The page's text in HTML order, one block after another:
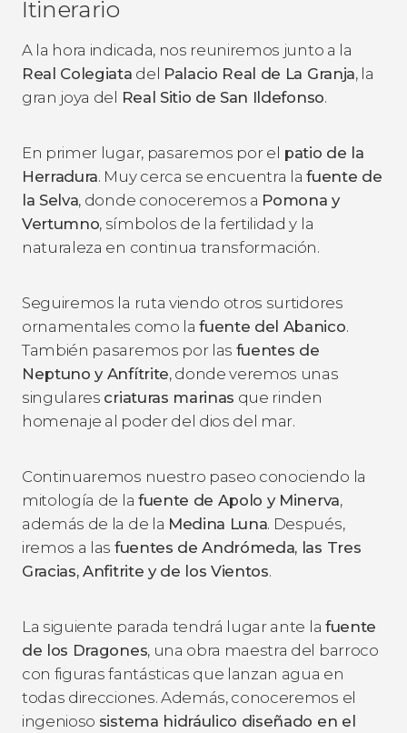
Itinerario
A la hora indicada, nos reuniremos junto a la
Real Colegiata del Palacio Real de La Granja, la
gran joya del Real Sitio de San Ildefonso.
En primer lugar, pasaremos por el patio de la
Herradura. Muy cerca se encuentra lafuente de
la Selva, donde conoceremos a Pomona y
Vertumno, símbolos de la fertilidad y la
naturaleza en continua transformación.
Seguiremos la ruta viendo otros surtidores
ornamentales como lafuente del Abanico.
También pasaremos por las fuentes de
Neptuno y Anfítrite, donde veremos unas
singulares criaturas marinas que rinden
homenaje al poder del dios del mar.
Continuaremos nuestro paseo conociendo la
mitología de la fuente de Apolo y Minerva,
además de la de la Medina Luna. Después,
iremos a las fuentes de Andrómeda, las Tres
Gracias, Anfitrite y de los Vientos.
La siguiente parada tendrá lugar ante la fuente
de los Dragones, una obra maestra del barroco
con figuras fantásticas que lanzan agua en
todas direcciones. Además, conoceremos el
ingenioso sistema hidráulico diseñado en el